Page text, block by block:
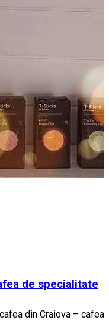
de specialitate
din Craiova – cafea